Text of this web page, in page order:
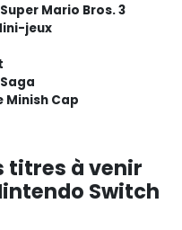
Mario Bros. 3
jeux
Minish Cap
titres à venir
Switch